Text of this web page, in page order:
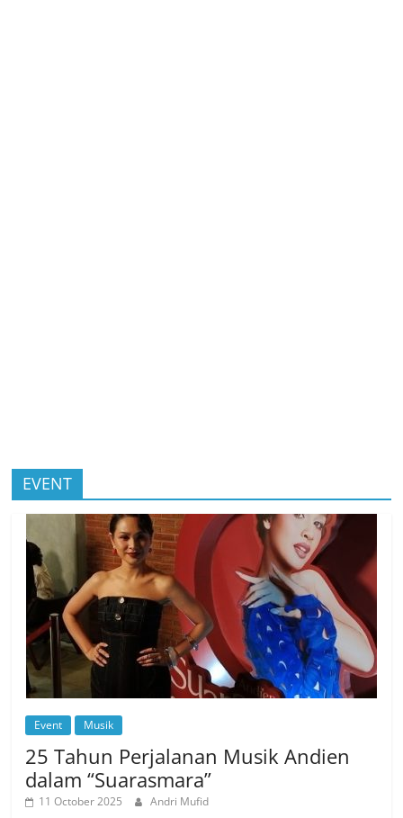
EVENT
Event Musik
25 Tahun Perjalanan Musik Andien
dalam “Suarasmara”
11 October 2025 Andri Mufid